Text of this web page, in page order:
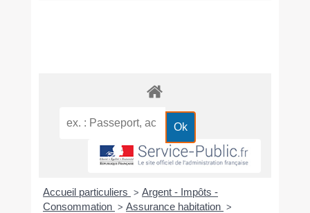
Accueil particuliers > Argent - Impôts -
Consommation > Assurance habitation >